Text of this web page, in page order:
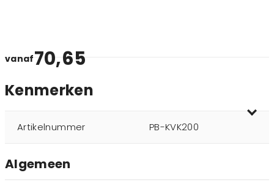
vanaf70,65
Kenmerken
Artikelnummer PB-KVK200
Algemeen